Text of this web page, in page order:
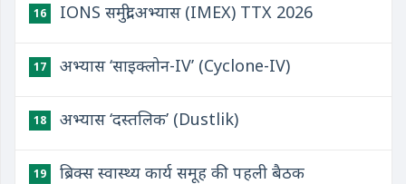
16 IONS समुद्री अभ्यास (IMEX) TTX 2026
17 अभ्यास ‘साइक्लोन-IV’ (Cyclone-IV)
18 अभ्यास ‘दस्तलिक’ (Dustlik)
19 ब्रिक्स स्वास्थ्य कार्य समूह की पहली बैठक